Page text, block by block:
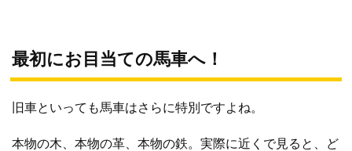
最初にお目当ての馬車へ！
旧車といっても馬車はさらに特別ですよね。
本物の木、本物の革、本物の鉄。実際に近くで見ると、ど